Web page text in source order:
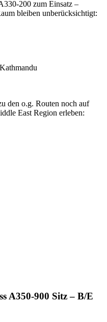
200 zum Einsatz –
bleiben unberücksichtigt:
den o.g. Routen noch auf
East Region erleben:
A350-900 Sitz – B/E